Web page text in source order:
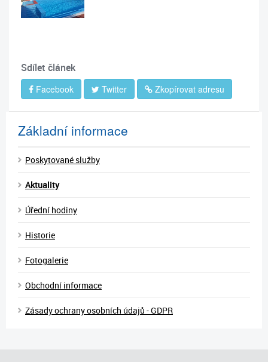
Sdílet článek
Facebook Twitter Zkopírovat adresu
Základní informace
Poskytované služby
Aktuality
Úřední hodiny
Historie
Fotogalerie
Obchodní informace
Zásady ochrany osobních údajů - GDPR